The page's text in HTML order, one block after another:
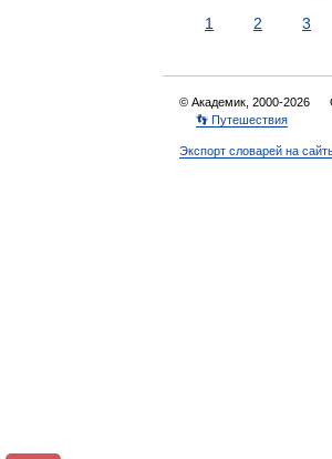
1 2 3
© Академик, 2000-2026
👣 Путешествия
Экспорт словарей на